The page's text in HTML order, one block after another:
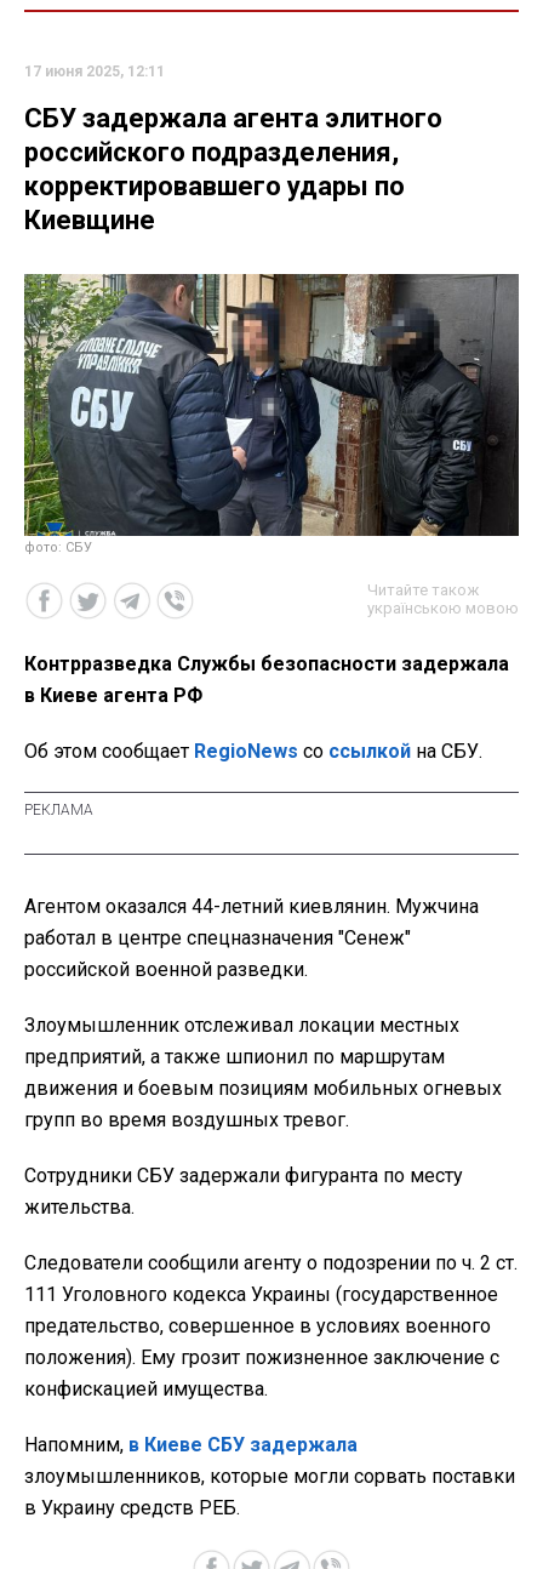
17 июня 2025, 12:11
СБУ задержала агента элитного
российского подразделения,
корректировавшего удары по
Киевщине
фото: СБУ
Читайте також
українською мовою
Контрразведка Службы безопасности задержала
в Киеве агента РФ
Об этом сообщает RegioNews со ссылкой на СБУ.
Агентом оказался 44-летний киевлянин. Мужчина
работал в центре спецназначения "Сенеж"
российской военной разведки.
Злоумышленник отслеживал локации местных
предприятий, а также шпионил по маршрутам
движения и боевым позициям мобильных огневых
групп во время воздушных тревог.
Сотрудники СБУ задержали фигуранта по месту
жительства.
Следователи сообщили агенту о подозрении по ч. 2 ст.
111 Уголовного кодекса Украины (государственное
предательство, совершенное в условиях военного
положения). Ему грозит пожизненное заключение с
конфискацией имущества.
Напомним, в Киеве СБУ задержала
злоумышленников, которые могли сорвать поставки
в Украину средств РЕБ.